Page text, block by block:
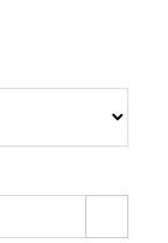
Search Button